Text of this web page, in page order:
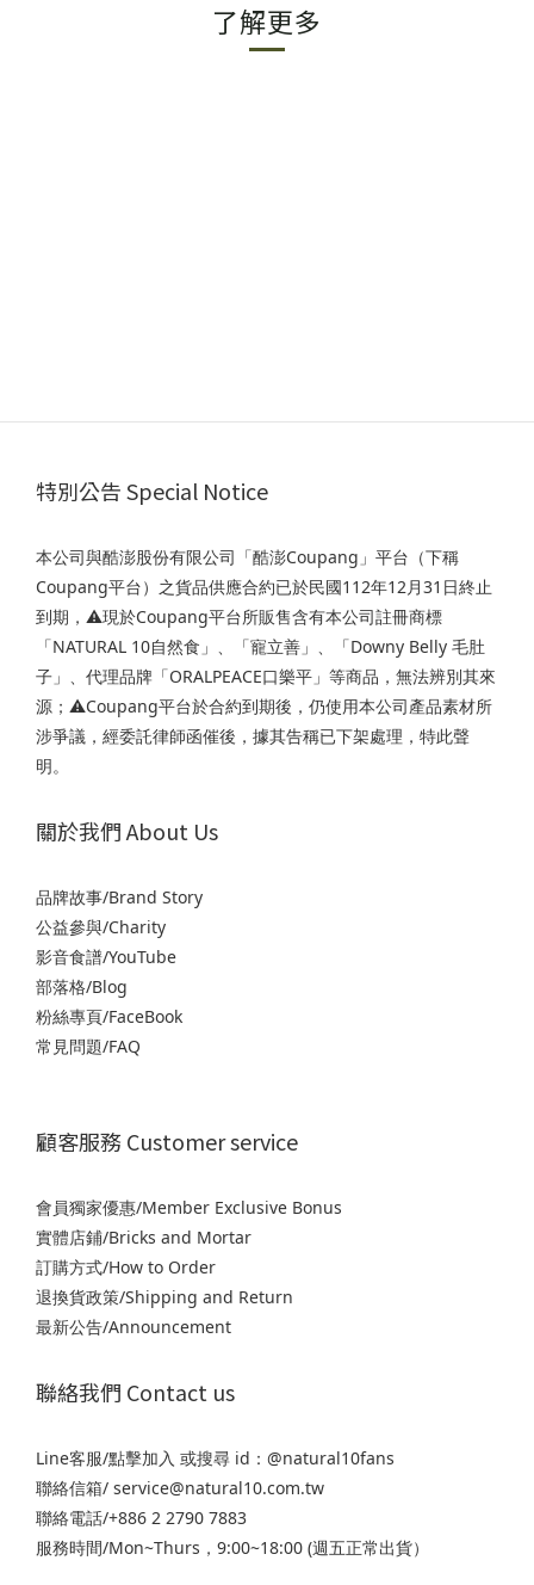
了解更多
特別公告 Special Notice
本公司與酷澎股份有限公司「酷澎Coupang」平台（下稱
Coupang平台）之貨品供應合約已於民國112年12月31日終止
到期，⚠️現於Coupang平台所販售含有本公司註冊商標
「NATURAL 10自然食」、「寵立善」、「Downy Belly 毛肚
子」、代理品牌「ORALPEACE口樂平」等商品，無法辨別其來
源；⚠️Coupang平台於合約到期後，仍使用本公司產品素材所
涉爭議，經委託律師函催後，據其告稱已下架處理，特此聲
明。
關於我們 About Us
品牌故事/Brand Story
公益參與/Charity
影音食譜/YouTube
部落格/Blog
粉絲專頁/FaceBook
常見問題/FAQ
顧客服務 Customer service
會員獨家優惠/Member Exclusive Bonus
實體店鋪/Bricks and Mortar
訂購方式/How to Order
退換貨政策/Shipping and Return
最新公告/Announcement
聯絡我們 Contact us
Line客服/點擊加入 或搜尋 id：@natural10fans
聯絡信箱/ service@natural10.com.tw
聯絡電話/+886 2 2790 7883
服務時間/Mon~Thurs，9:00~18:00 (週五正常出貨）